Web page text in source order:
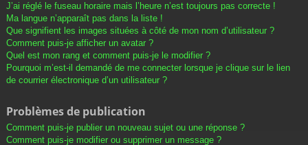
J’ai réglé le fuseau horaire mais l’heure n’est toujours pas correcte !
Ma langue n’apparaît pas dans la liste !
Que signifient les images situées à côté de mon nom d’utilisateur ?
Comment puis-je afficher un avatar ?
Quel est mon rang et comment puis-je le modifier ?
Pourquoi m’est-il demandé de me connecter lorsque je clique sur le lien
de courrier électronique d’un utilisateur ?
Problèmes de publication
Comment puis-je publier un nouveau sujet ou une réponse ?
Comment puis-je modifier ou supprimer un message ?